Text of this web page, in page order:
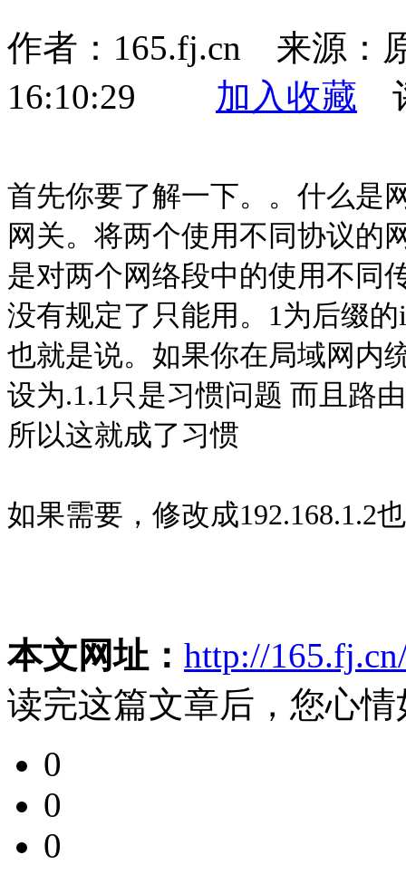
作者：165.fj.cn 来源：
16:10:29 加入收藏
首先你要了解一下。。什么是
网关。将两个使用不同协议的
是对两个网络段中的使用不同
没有规定了只能用。1为后缀
也就是说。如果你在局域网内
设为.1.1只是习惯问题 而且路
所以这就成了习惯
如果需要，修改成192.168.1.2
本文网址： http://
读完这篇文章后，您心情
0
0
0